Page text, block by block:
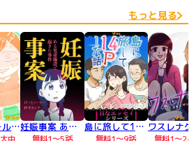
もっと見る
不登校ガール 学校の階段がのぼれない 妊娠事案 ある児童施設で起きた事件 島に旅して14Pした話